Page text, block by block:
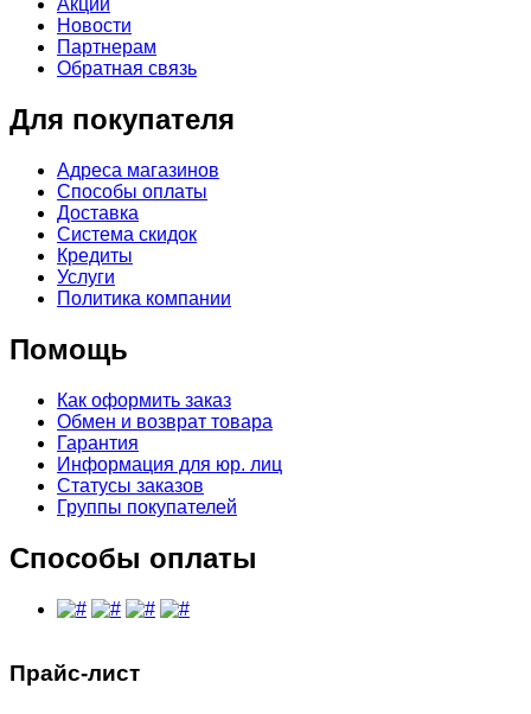
Акции
Новости
Партнерам
Обратная связь
Для покупателя
Адреса магазинов
Способы оплаты
Доставка
Система скидок
Кредиты
Услуги
Политика компании
Помощь
Как оформить заказ
Обмен и возврат товара
Гарантия
Информация для юр. лиц
Статусы заказов
Группы покупателей
Способы оплаты
Прайс-лист